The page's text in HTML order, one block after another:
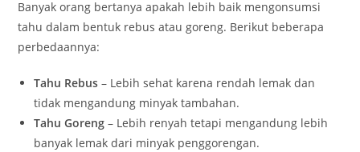
Banyak orang bertanya apakah lebih baik mengonsumsi
tahu dalam bentuk rebus atau goreng. Berikut beberapa
perbedaannya:
Tahu Rebus – Lebih sehat karena rendah lemak dan
tidak mengandung minyak tambahan.
Tahu Goreng – Lebih renyah tetapi mengandung lebih
banyak lemak dari minyak penggorengan.